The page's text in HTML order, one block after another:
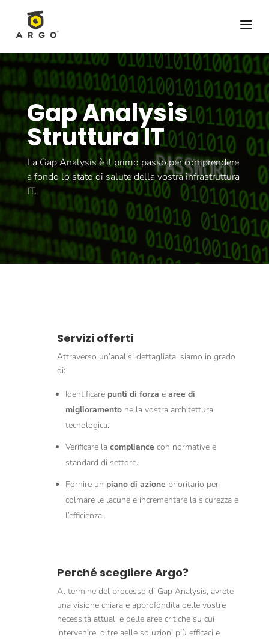
a
Gap Analysis
Struttura IT
La Gap Analysis è il primo passo per comprendere
a fondo lo stato di salute della vostra infrastruttura
IT.
Servizi offerti
Attraverso un’analisi dettagliata, siamo in grado
di:
Identificare punti di forza e aree di
miglioramentonella vostra architettura
tecnologica.
Verificare la compliance con normative e
standard di settore.
Fornire un piano di azione prioritario per
colmare le lacune e incrementare la sicurezza e
l’efficienza.
Perché scegliere Argo?
Al termine del processo di Gap Analysis, avrete
una visione chiara e approfondita delle vostre
necessità attuali e delle aree critiche su cui
intervenire, oltre aelle soluzioni più efficaci e